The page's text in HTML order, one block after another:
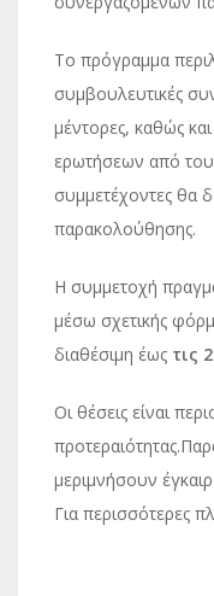
Το πρόγραμμα
συμβουλευτικές
μέντορες, καθώς
ερωτήσεων από
συμμετέχοντες θα
παρακολούθησης.
Η συμμετοχή
μέσω σχετικής
διαθέσιμη έως τις
Οι θέσεις είναι
μεριμνήσουν
Για περισσότερες